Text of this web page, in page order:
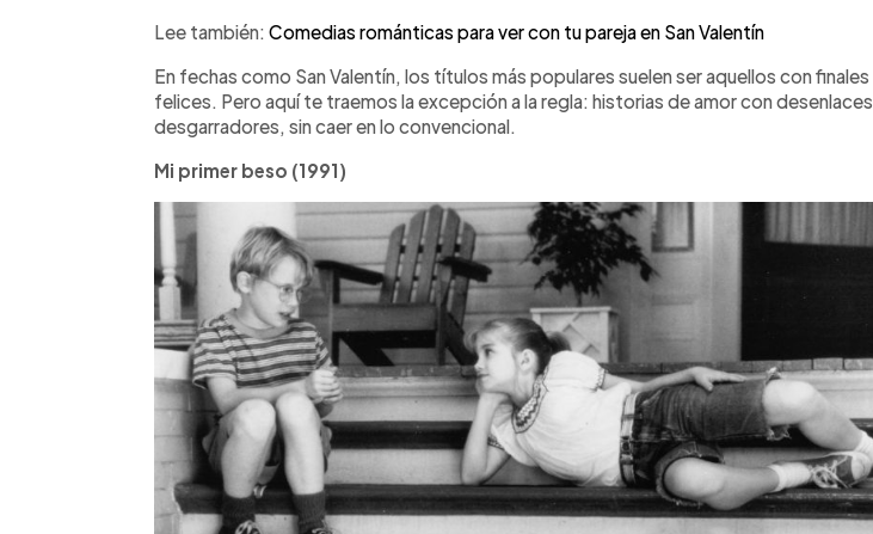
Lee también: Comedias románticas para ver con tu pareja en San Valentín
En fechas como San Valentín, los títulos más populares suelen ser aquellos con finales
felices. Pero aquí te traemos la excepción a la regla: historias de amor con desenlaces
desgarradores, sin caer en lo convencional.
Mi primer beso (1991)